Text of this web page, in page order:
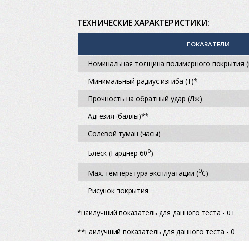
ТЕХНИЧЕСКИЕ ХАРАКТЕРИСТИКИ:
ПОКАЗАТЕЛИ
Номинальная толщина полимерного покрытия
Минимальный радиус изгиба (Т)*
Прочность на обратный удар (Дж)
Адгезия (баллы)**
Солевой туман (часы)
Блеск (Гарднер 600)
Max. температура эксплуатации (0С)
Рисунок покрытия
*наилучший показатель для данного теста - 0Т
**наилучший показатель для данного теста - 0